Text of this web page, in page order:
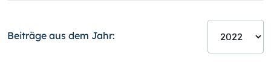
Beiträge aus dem Jahr: